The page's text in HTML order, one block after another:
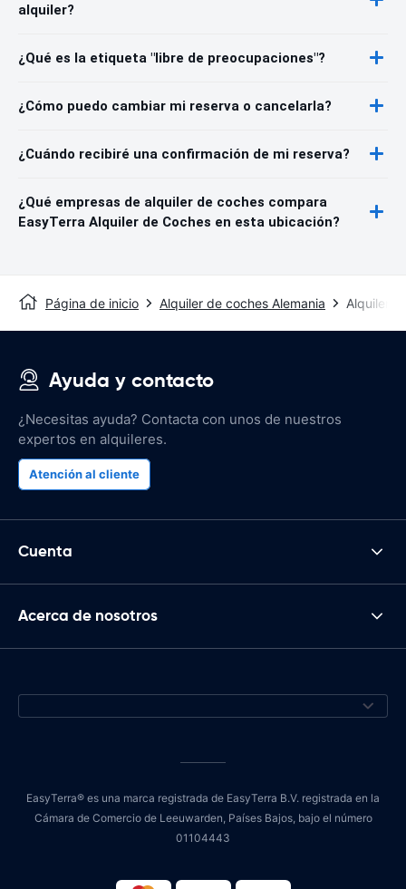
alquiler?
¿Qué es la etiqueta "libre de preocupaciones"?
¿Cómo puedo cambiar mi reserva o cancelarla?
¿Cuándo recibiré una confirmación de mi reserva?
¿Qué empresas de alquiler de coches compara
EasyTerra Alquiler de Coches en esta ubicación?
Página de inicio Alquiler de coches Alemania Alquiler
Ayuda y contacto
¿Necesitas ayuda? Contacta con unos de nuestros
expertos en alquileres.
Atención al cliente
Cuenta
Acerca de nosotros
EasyTerra® es una marca registrada de EasyTerra B.V. registrada en la
Cámara de Comercio de Leeuwarden, Países Bajos, bajo el número
01104443